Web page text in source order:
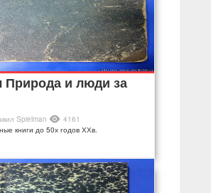
Природа и люди за
Spielman
4161
книги до 50х годов ХХв.